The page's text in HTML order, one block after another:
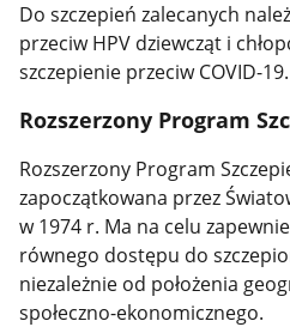
Do szczepień zalecanych
przeciw HPV dziewcząt i
szczepienie przeciw COVID-19.
Rozszerzony Program
Rozszerzony Program
zapoczątkowana przez
w 1974 r. Ma na celu
równego dostępu do
niezależnie od położenia
społeczno-ekonomicznego.